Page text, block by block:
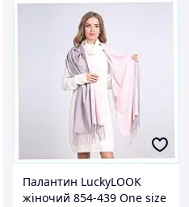
Палантин LuckyLOOK
жіночий 854-439 One size